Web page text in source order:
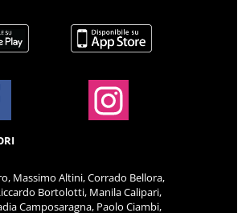
Massimo Altini, Corrado Bellora,
Bortolotti, Manila Calipari,
Camposaragna, Paolo Ciambi,